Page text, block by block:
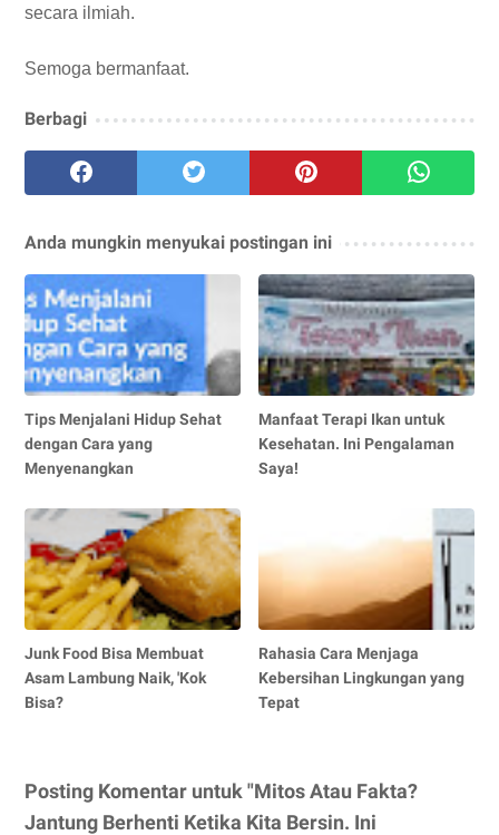
secara ilmiah.
Semoga bermanfaat.
Berbagi
Anda mungkin menyukai postingan ini
Tips Menjalani Hidup Sehat
dengan Cara yang
Menyenangkan
Manfaat Terapi Ikan untuk
Kesehatan. Ini Pengalaman
Saya!
Junk Food Bisa Membuat
Asam Lambung Naik, 'Kok
Bisa?
Rahasia Cara Menjaga
Kebersihan Lingkungan yang
Tepat
Posting Komentar untuk "Mitos Atau Fakta?
Jantung Berhenti Ketika Kita Bersin. Ini